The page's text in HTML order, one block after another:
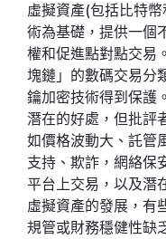
虛擬資產(包括比特
術為基礎，提供一個
權和促進點對點交易
塊鏈」的數碼交易分
鑰加密技術得到保護
潛在的好處，但批評
如價格波動大、託管
支持、欺詐，網絡保
平台上交易，以及潛
虛擬資產的發展，有
規管或財務穩健性缺